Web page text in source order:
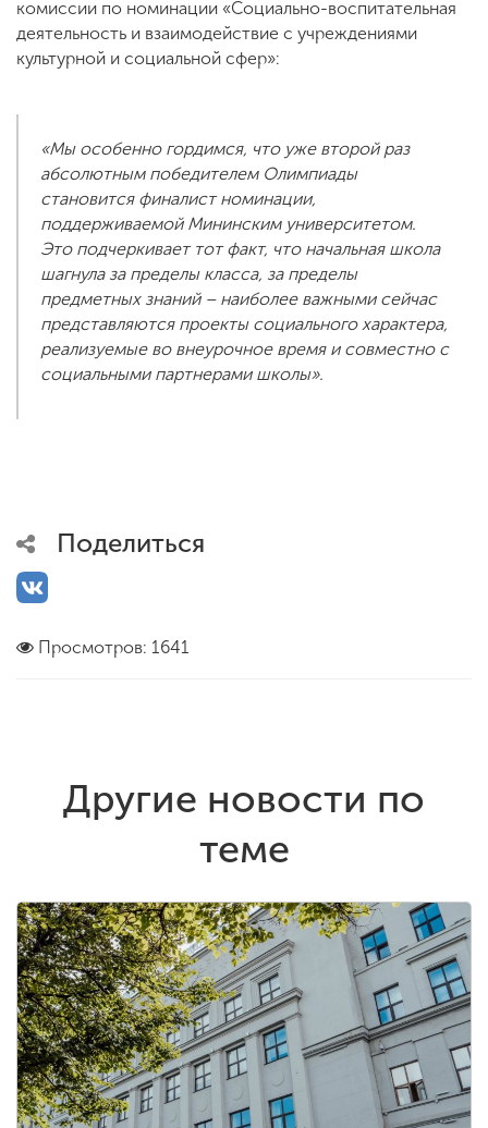
комиссии по номинации «Социально-воспитательная
деятельность и взаимодействие с учреждениями
культурной и социальной сфер»:
«Мы особенно гордимся, что уже второй раз
абсолютным победителем Олимпиады
становится финалист номинации,
поддерживаемой Мининским университетом.
Это подчеркивает тот факт, что начальная школа
шагнула за пределы класса, за пределы
предметных знаний – наиболее важными сейчас
представляются проекты социального характера,
реализуемые во внеурочное время и совместно с
социальными партнерами школы».
Поделиться
Просмотров: 1641
Другие новости по
теме